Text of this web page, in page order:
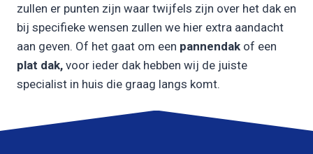
zullen er punten zijn waar twijfels zijn over het dak en
bij specifieke wensen zullen we hier extra aandacht
aan geven. Of het gaat om een pannendak of een
plat dak, voor ieder dak hebben wij de juiste
specialist in huis die graag langs komt.